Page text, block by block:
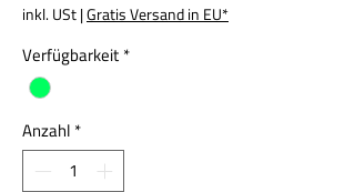
inkl. USt|Gratis Versand in EU*
Verfügbarkeit *
Anzahl *